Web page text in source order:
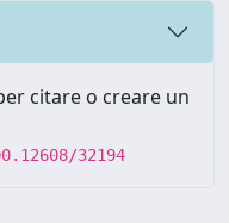
citare o creare un
32194